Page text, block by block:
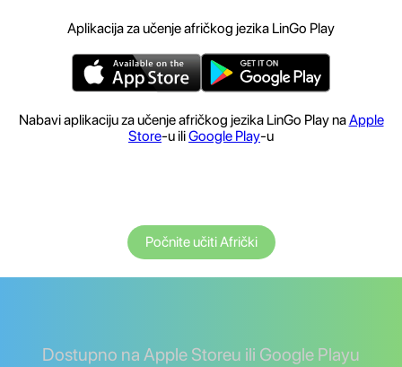
Aplikacija za učenje afričkog jezika LinGo Play
Nabavi aplikaciju za učenje afričkog jezika LinGo Play naApple
Store-u iliGoogle Play-u
Počnite učiti Afrički
Dostupno na Apple Storeu ili Google Playu